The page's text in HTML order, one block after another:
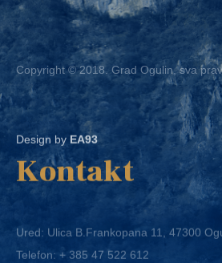
Copyright © 2018. Grad Ogulin, sva
Design byEA93
Kontakt
Ured: Ulica B.Frankopana 11, 47300
Telefon:+ 385 47 522 612
Telefaks:+ 385 47 522 821